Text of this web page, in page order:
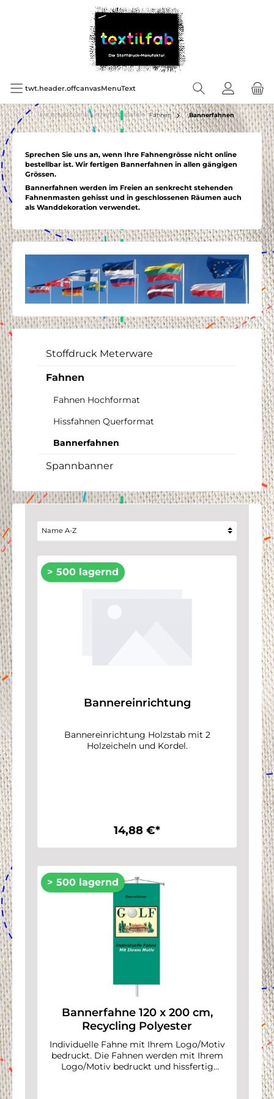
twt.header.offcanvasMenuText
twt.breadcrumb.furtherInformation Fahnen Bannerfahnen
Sprechen Sie uns an, wenn Ihre Fahnengrösse nicht online
bestellbar ist. Wir fertigen Bannerfahnen in allen gängigen
Grössen.
Bannerfahnen werden im Freien an senkrecht stehenden
Fahnenmasten gehisst und in geschlossenen Räumen auch
als Wanddekoration verwendet.
Stoffdruck Meterware
Fahnen
Fahnen Hochformat
Hissfahnen Querformat
Bannerfahnen
Spannbanner
> 500 lagernd
Bannereinrichtung
Bannereinrichtung Holzstab mit 2
Holzeicheln und Kordel.
14,88 €*
> 500 lagernd
Bannerfahne 120 x 200 cm,
Recycling Polyester
Individuelle Fahne mit Ihrem Logo/Motiv
bedruckt. Die Fahnen werden mit Ihrem
Logo/Motiv bedruckt und hissfertig